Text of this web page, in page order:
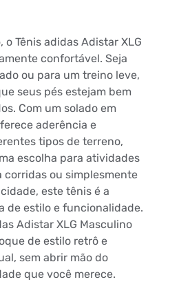
o Tênis adidas Adistar XLG
confortável. Seja
ou para um treino leve,
seus pés estejam bem
Com um solado em
aderência e
tipos de terreno,
escolha para atividades
corridas ou simplesmente
este tênis é a
de estilo e funcionalidade.
Adistar XLG Masculino
de estilo retrô e
sem abrir mão do
que você merece.